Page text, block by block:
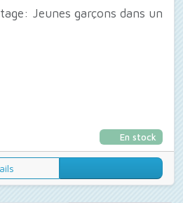
Jeunes garçons dans un
En stock